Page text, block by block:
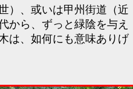
）、或いは甲州街道（近
から、ずっと緑陰を与え
は、如何にも意味ありげ